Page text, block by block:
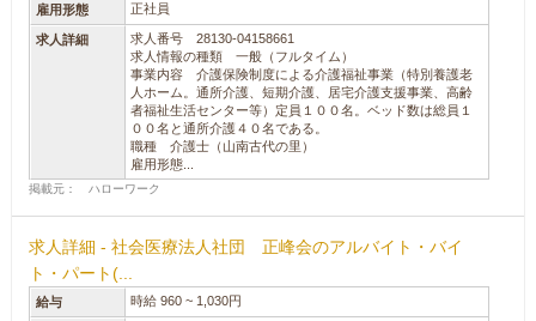
雇用形態 正社員
求人詳細
求人番号 28130-04158661
求人情報の種類 一般（フルタイム）
事業内容 介護保険制度による介護福祉事業（特別養護老
人ホーム。通所介護、短期介護、居宅介護支援事業、高齢
者福祉生活センター等）定員１００名。ベッド数は総員１
００名と通所介護４０名である。
職種 介護士（山南古代の里）
雇用形態...
掲載元： ハローワーク
求人詳細 - 社会医療法人社団 正峰会のアルバイト・バイ
ト・パート(...
給与 時給 960 ~ 1,030円